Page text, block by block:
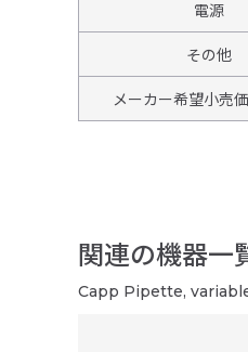
電源
その他
メーカー希望小売
関連の機器一
Capp Pipette,